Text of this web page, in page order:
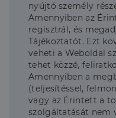
nyújtó személy
Amennyiben az
regisztrál, és
Tájékoztatót. Ezt
veheti a Weboldal
tehet közzé,
Amennyiben a
(teljesítéssel,
vagy az Érintett a
szolgáltatását nem